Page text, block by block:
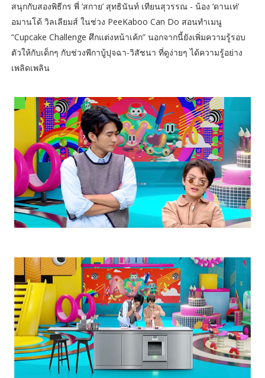
สนุกกับสองพิธีกร พี่ ‘สกาย’ สุทธินันท์ เทียนสุวรรณ - น้อง ‘ดานเท่’
อมานโด้ วิลเลียมส์ ในช่วง PeeKaboo Can Do สอนทำเมนู
“Cupcake Challenge ศึกแต่งหน้าเค้ก” นอกจากนี้ยังเพิ่มความรู้รอบ
ตัวให้กับเด็กๆ กับช่วงพีกาบู้ปุจฉา-วิสัชนา ที่ดูง่ายๆ ได้ความรู้อย่าง
เพลิดเพลิน